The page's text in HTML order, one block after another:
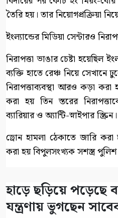
তৈরি হয়। তার নিয়োগপ্রক্রিয়া
ইংল্যান্ডের মিডিয়া সেন্টারও
নিরাপত্তা ভাঙার চেষ্টা হয়েছিল
ব্যক্তি হাতে রেঞ্চ নিয়ে
নিরাপত্তাব্যবস্থা আরও কড়া করা
করা হয় তিন স্তরের
ব্যারিয়ার ও অ্যান্টি-স্নাইপার স্ক্রিন।
ড্রোন হামলা ঠেকাতে জারি
করা হয় বিপুলসংখ্যক সশস্ত্র
হাড়ে ছড়িয়ে পড়েছে
যন্ত্রণায় ভুগছেন